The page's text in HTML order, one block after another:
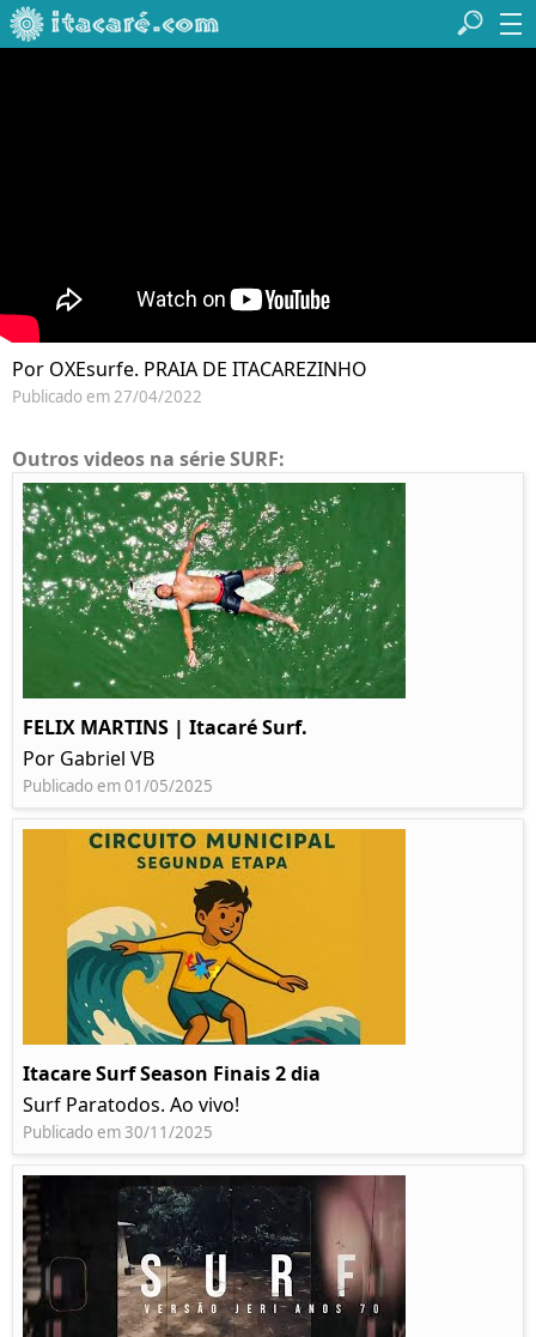
Por OXEsurfe. PRAIA DE ITACAREZINHO
Publicado em 27/04/2022
Outros videos na série SURF:
FELIX MARTINS | Itacaré Surf.
Por Gabriel VB
Publicado em 01/05/2025
Itacare Surf Season Finais 2 dia
Surf Paratodos. Ao vivo!
Publicado em 30/11/2025